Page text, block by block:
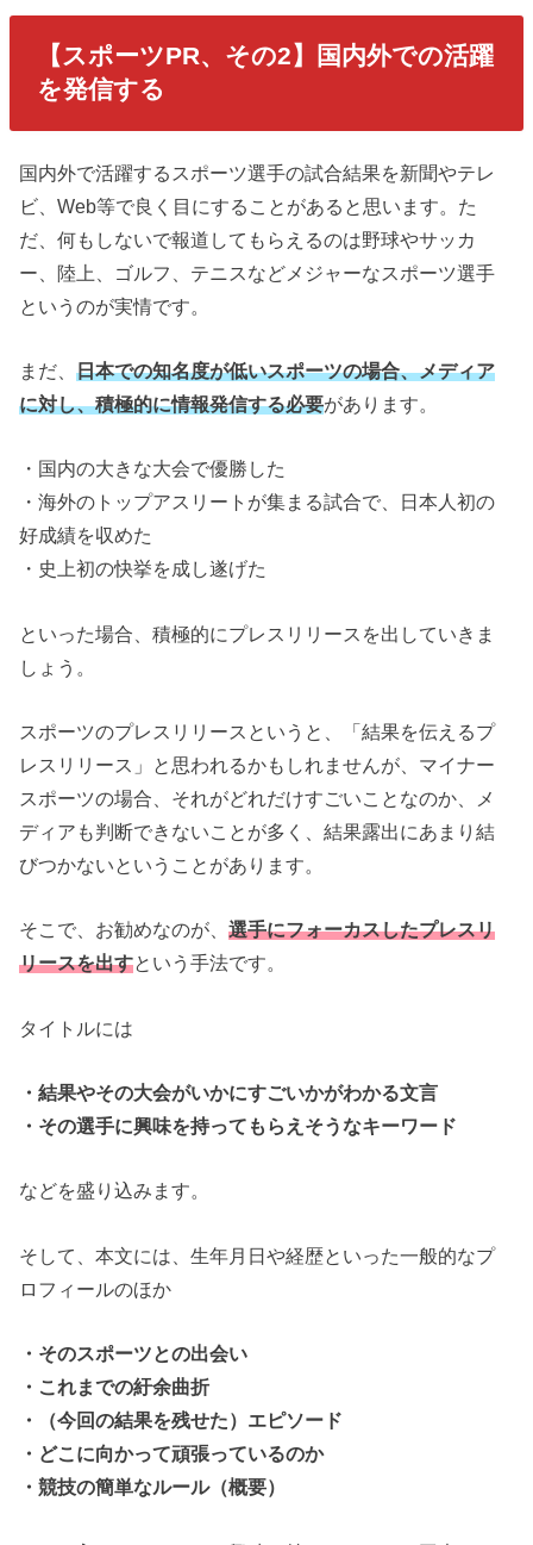
【スポーツPR、その2】国内外での活躍
を発信する
国内外で活躍するスポーツ選手の試合結果を新聞やテレ
ビ、Web等で良く目にすることがあると思います。た
だ、何もしないで報道してもらえるのは野球やサッカ
ー、陸上、ゴルフ、テニスなどメジャーなスポーツ選手
というのが実情です。
まだ、日本での知名度が低いスポーツの場合、メディア
に対し、積極的に情報発信する必要があります。
・国内の大きな大会で優勝した
・海外のトップアスリートが集まる試合で、日本人初の
好成績を収めた
・史上初の快挙を成し遂げた
といった場合、積極的にプレスリリースを出していきま
しょう。
スポーツのプレスリリースというと、「結果を伝えるプ
レスリリース」と思われるかもしれませんが、マイナー
スポーツの場合、それがどれだけすごいことなのか、メ
ディアも判断できないことが多く、結果露出にあまり結
びつかないということがあります。
そこで、お勧めなのが、選手にフォーカスしたプレスリ
リースを出すという手法です。
タイトルには
・結果やその大会がいかにすごいかがわかる文言
・その選手に興味を持ってもらえそうなキーワード
などを盛り込みます。
そして、本文には、生年月日や経歴といった一般的なプ
ロフィールのほか
・そのスポーツとの出会い
・これまでの紆余曲折
・（今回の結果を残せた）エピソード
・どこに向かって頑張っているのか
・競技の簡単なルール（概要）